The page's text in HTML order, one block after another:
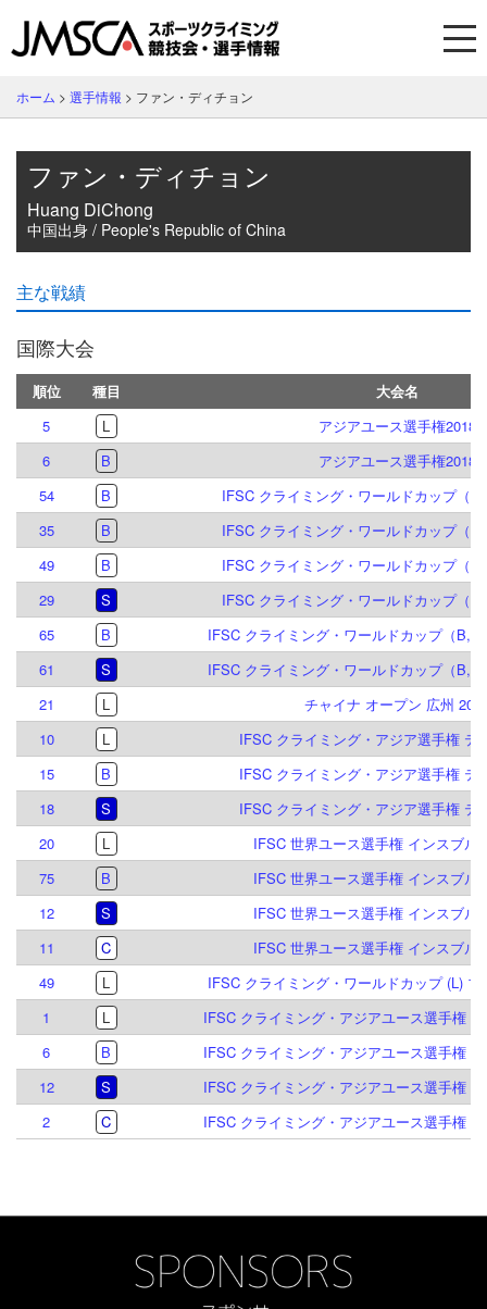
ホーム > 選手情報 > ファン・ディチョン
ファン・ディチョン
Huang DiChong
中国出身 / People's Republic of China
主な戦績
国際大会
順位 種目
大会名
5
L
アジアユース選手権2018
6
B
アジアユース選手権2018
54
B
IFSC クライミング・ワールドカップ（B
35
B
IFSC クライミング・ワールドカップ（
49
B
IFSC クライミング・ワールドカップ（
29
S
IFSC クライミング・ワールドカップ（
65
B
IFSC クライミング・ワールドカップ（B,S
61
S
IFSC クライミング・ワールドカップ（B,S
21
L
チャイナ オープン 広州
10
L
IFSC クライミング・アジア選手権 テ
15
B
IFSC クライミング・アジア選手権 テ
18
S
IFSC クライミング・アジア選手権 テ
20
L
IFSC 世界ユース選手権 インスブル
75
B
IFSC 世界ユース選手権 インスブル
12
S
IFSC 世界ユース選手権 インスブル
11
C
IFSC 世界ユース選手権 インスブル
49
L
IFSC クライミング・ワールドカップ (L) ブ
1
L
IFSC クライミング・アジアユース選手権
6
B
IFSC クライミング・アジアユース選手権
12
S
IFSC クライミング・アジアユース選手権
2
C IFSC クライミング・アジアユース選手権